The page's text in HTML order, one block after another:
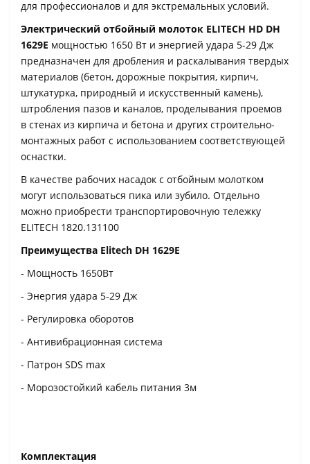
для профессионалов и для экстремальных условий.
Электрический отбойный молоток ELITECH HD DH
1629E мощностью 1650 Вт и энергией удара 5-29 Дж
предназначен для дробления и раскалывания твердых
материалов (бетон, дорожные покрытия, кирпич,
штукатурка, природный и искусственный камень),
штробления пазов и каналов, проделывания проемов
в стенах из кирпича и бетона и других строительно-
монтажных работ с использованием соответствующей
оснастки.
В качестве рабочих насадок с отбойным молотком
могут использоваться пика или зубило. Отдельно
можно приобрести транспортировочную тележку
ELITECH 1820.131100
Преимущества Elitech DH 1629E
- Мощность 1650Вт
- Энергия удара 5-29 Дж
- Регулировка оборотов
- Антивибрационная система
- Патрон SDS max
- Морозостойкий кабель питания 3м
Комплектация